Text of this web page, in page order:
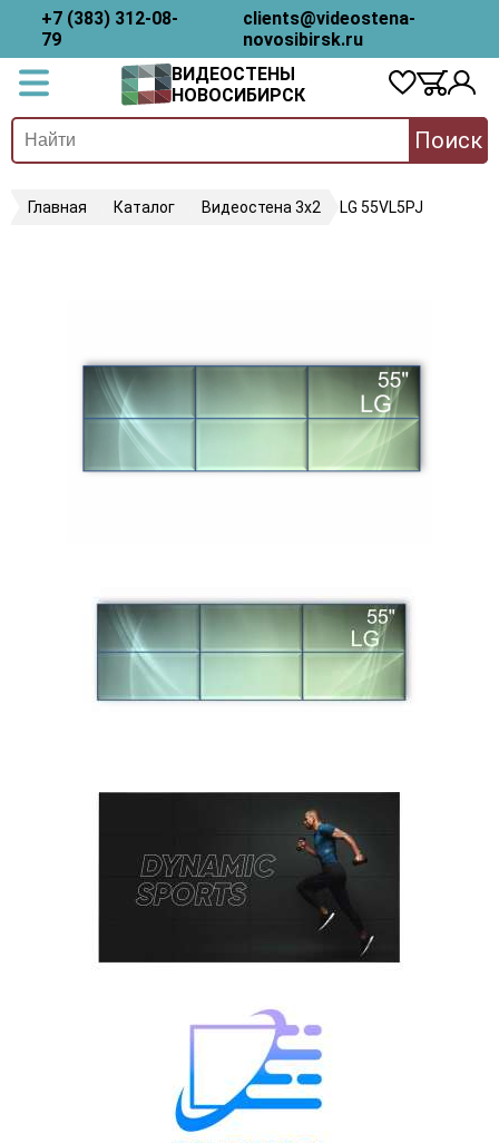
+7 (383) 312-08-
79
clients@videostena-
novosibirsk.ru
ВИДЕОСТЕНЫ
НОВОСИБИРСК
Поиск
Главная Каталог Видеостена 3х2 LG 55VL5PJ